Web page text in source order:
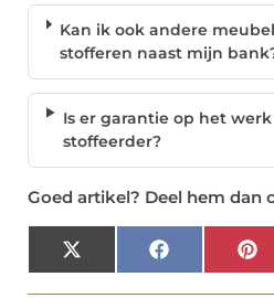
Kan ik ook andere
stofferen naast mijn
Is er garantie op het
stoffeerder?
Goed artikel? Deel hem dan
X
(Twitter)
Facebook